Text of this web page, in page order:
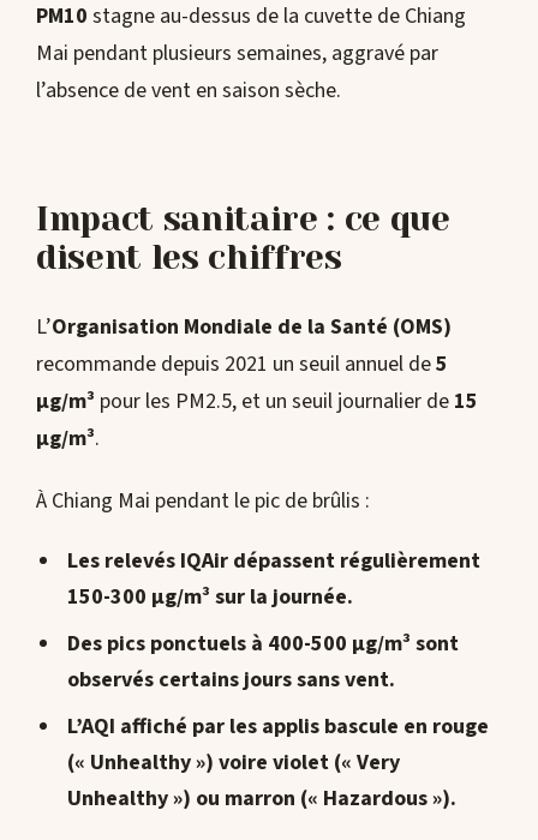
PM10 stagne au-dessus de la cuvette de Chiang
Mai pendant plusieurs semaines, aggravé par
l’absence de vent en saison sèche.
Impact sanitaire : ce que
disent les chiffres
L’Organisation Mondiale de la Santé (OMS)
recommande depuis 2021 un seuil annuel de5
µg/m³ pour les PM2.5, et un seuil journalier de 15
µg/m³.
À Chiang Mai pendant le pic de brûlis :
Les relevés IQAirdépassent régulièrement
150-300 µg/m³ sur la journée.
Des pics ponctuels à 400-500 µg/m³ sont
observés certains jours sans vent.
L’AQI affiché par les applis bascule en rouge
(« Unhealthy ») voire violet (« Very
Unhealthy ») ou marron (« Hazardous »).